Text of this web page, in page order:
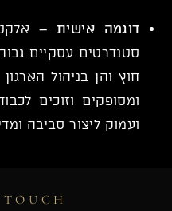
דוגמה אישית –
סטנדרטים עסקיים
חוץ והן בניהול
ומסופקים וזוכים
ועמוק ליצור סביבה